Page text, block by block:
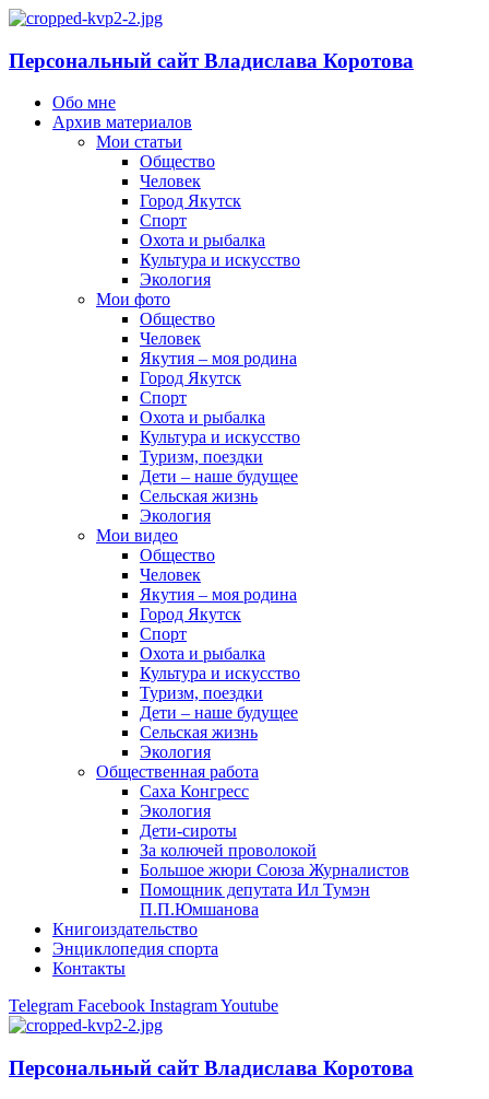
Персональный сайт Владислава Коротова
Обо мне
Архив материалов
Мои статьи
Общество
Человек
Город Якутск
Спорт
Охота и рыбалка
Культура и искусство
Экология
Мои фото
Общество
Человек
Якутия – моя родина
Город Якутск
Спорт
Охота и рыбалка
Культура и искусство
Туризм, поездки
Дети – наше будущее
Сельская жизнь
Экология
Мои видео
Общество
Человек
Якутия – моя родина
Город Якутск
Спорт
Охота и рыбалка
Культура и искусство
Туризм, поездки
Дети – наше будущее
Сельская жизнь
Экология
Общественная работа
Саха Конгресс
Экология
Дети-сироты
За колючей проволокой
Большое жюри Союза Журналистов
Помощник депутата Ил Тумэн
П.П.Юмшанова
Книгоиздательство
Энциклопедия спорта
Контакты
Telegram Facebook InstagramYoutube
Персональный сайт Владислава Коротова